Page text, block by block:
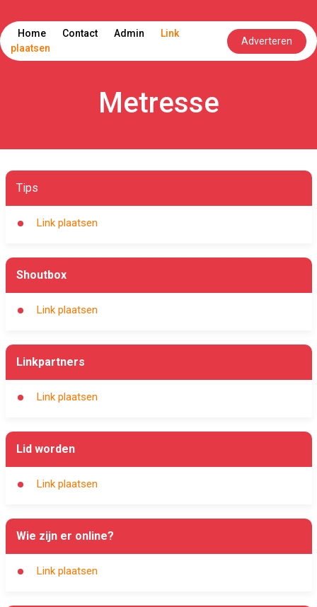
Home Contact Admin
Link
plaatsen
Adverteren
Metresse
Tips
Link plaatsen
Shoutbox
Link plaatsen
Linkpartners
Link plaatsen
Lid worden
Link plaatsen
Wie zijn er online?
Link plaatsen